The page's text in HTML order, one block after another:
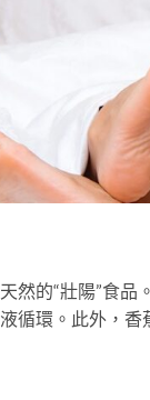
然的“壯陽”食
循環。此外，香